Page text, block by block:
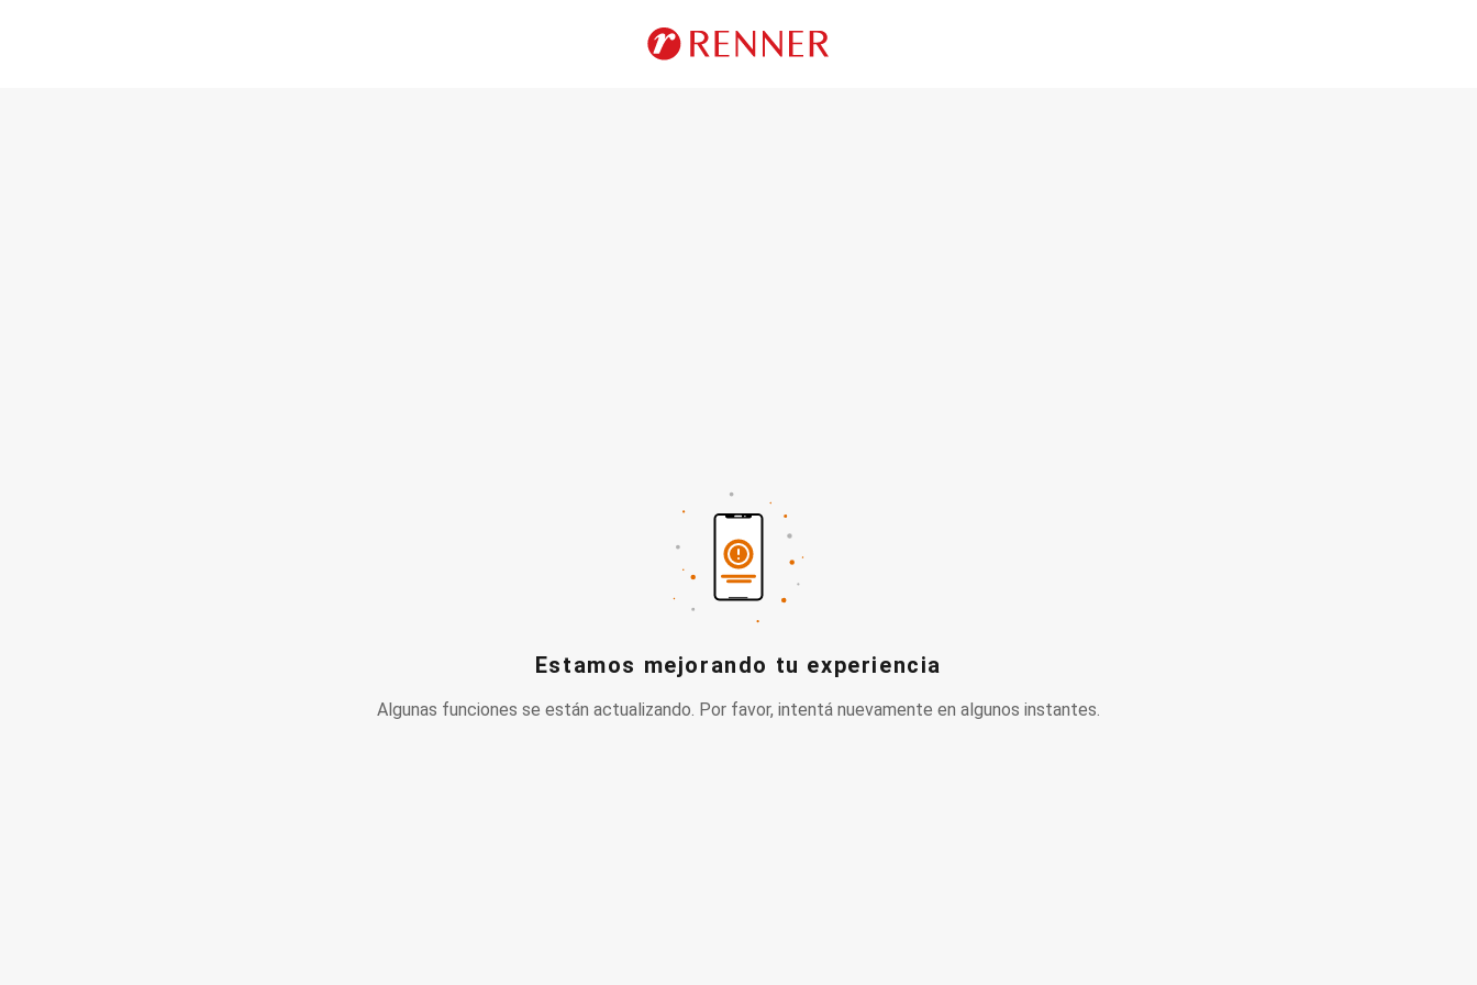
Estamos mejorando tu experiencia
Algunas funciones se están actualizando. Por favor, intentá nuevamente en algunos instantes.